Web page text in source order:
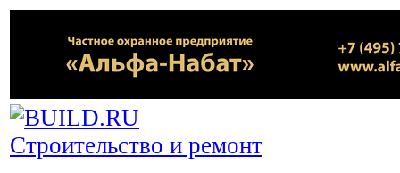
Строительство и ремонт